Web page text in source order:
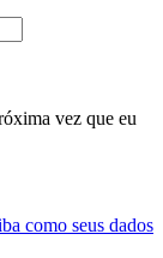
vez que eu
como seus dados